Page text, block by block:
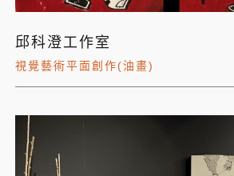
邱科澄工作室
視覺藝術平面創作(油畫)